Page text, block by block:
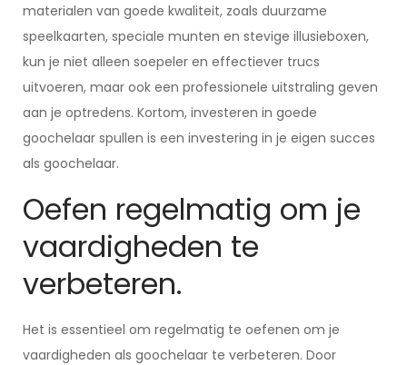
materialen van goede kwaliteit, zoals duurzame
speelkaarten, speciale munten en stevige illusieboxen,
kun je niet alleen soepeler en effectiever trucs
uitvoeren, maar ook een professionele uitstraling geven
aan je optredens. Kortom, investeren in goede
goochelaar spullen is een investering in je eigen succes
als goochelaar.
Oefen regelmatig om je
vaardigheden te
verbeteren.
Het is essentieel om regelmatig te oefenen om je
vaardigheden als goochelaar te verbeteren. Door